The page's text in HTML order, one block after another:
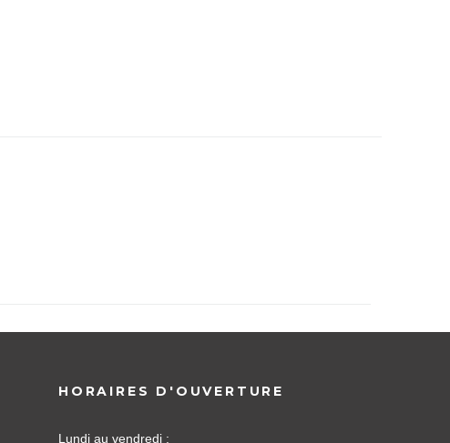
HORAIRES D'OUVERTURE
Lundi au vendredi :